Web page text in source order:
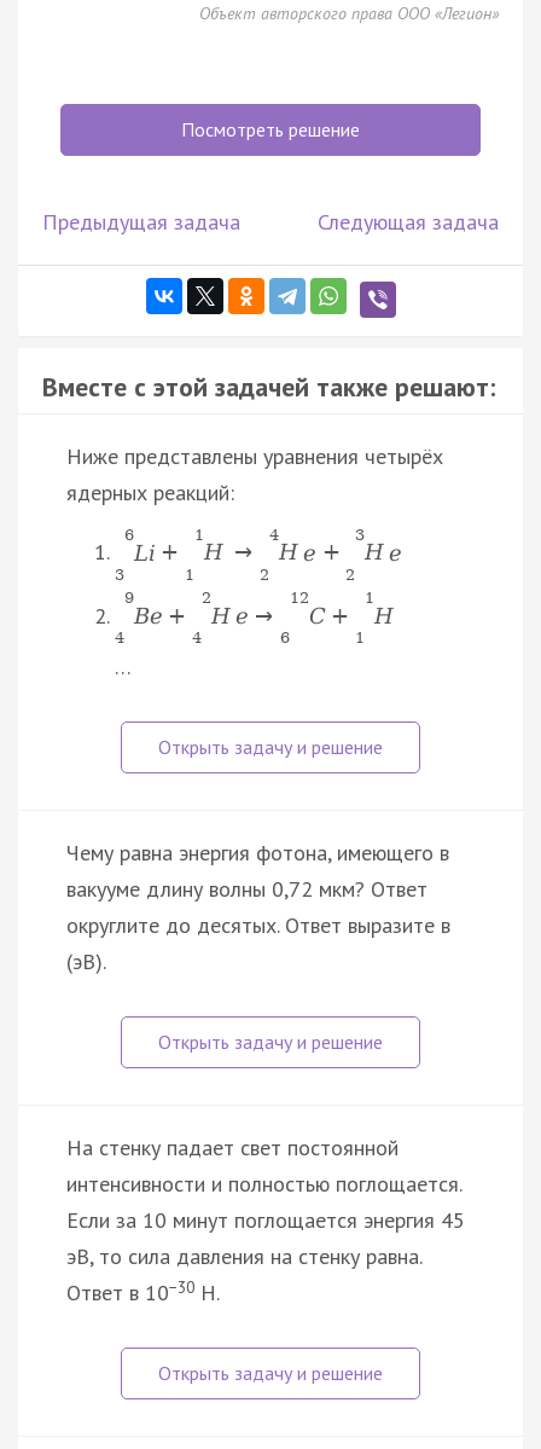
Объект авторского права ООО «Легион»
Посмотреть решение
Предыдущая задача Следующая задача
Вместе с этой задачей также решают:
Ниже представлены уравнения четырёх
ядерных реакций:
3
6
Li +
1
1
H →
2
4
He +
2
3
He
4
9
Be +
4
2
H e →
6
12
C +
1
1
H
…
Чему равна энергия фотона, имеющего в
вакууме длину волны 0,72 мкм? Ответ
округлите до десятых. Ответ выразите в
(эВ).
На стенку падает свет постоянной
интенсивности и полностью поглощается.
Если за 10 минут поглощается энергия 45
эВ, то сила давления на стенку равна.
Ответ в 10−30 Н.